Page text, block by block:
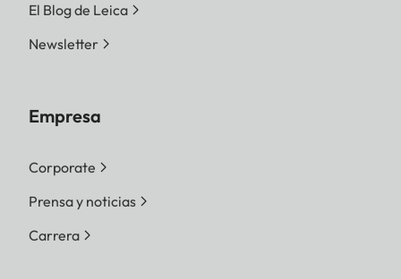
El Blog de Leica
Newsletter
Empresa
Corporate
Prensa y noticias
Carrera